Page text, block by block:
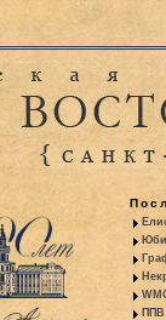
ППВ